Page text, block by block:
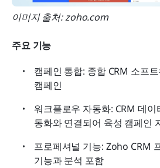
이미지 출처: zoho.com
주요 기능
캠페인 통합: 종합 CRM 소프
캠페인
워크플로우 자동화: CRM 데
동화와 연결되어 육성 캠페인
프로페셔널 기능: Zoho CRM
기능과 분석 포함